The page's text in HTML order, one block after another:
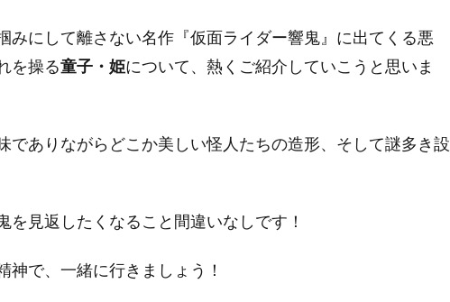
みにして離さない名作『仮面ライダー響鬼』に出てくる悪
を操る童子・姫について、熱くご紹介していこうと思いま
でありながらどこか美しい怪人たちの造形、そして謎多き設
を見返したくなること間違いなしです！
神で、一緒に行きましょう！